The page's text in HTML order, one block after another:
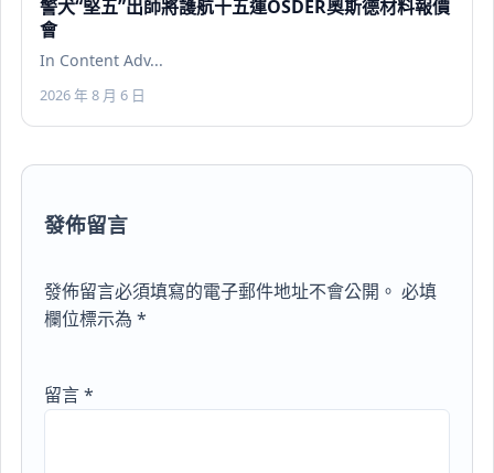
警犬“堅五”出師將護航十五運OSDER奧斯德材料報價
會
In Content Adv...
2026 年 8 月 6 日
發佈留言
發佈留言必須填寫的電子郵件地址不會公開。 必填
欄位標示為*
留言*